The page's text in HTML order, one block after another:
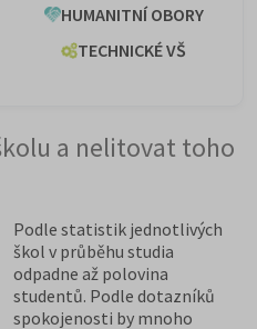
HUMANITNÍ OBORY
TECHNICKÉ VŠ
a nelitovat toho
Podle statistik jednotlivých
škol v průběhu studia
odpadne až polovina
studentů. Podle dotazníků
spokojenosti by mnoho